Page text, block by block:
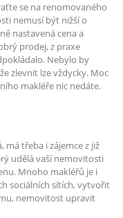
se na renomovaného
nemusí být nižší o
nastavená cena a
prodej, z praxe
Nebylo by
zlevnit lze vždycky. Moc
makléře nic nedáte.
třeba i zájemce z již
udělá vaší nemovitosti
Mnoho makléřů je i
sociálních sítích, vytvořit
nemovitost upravit